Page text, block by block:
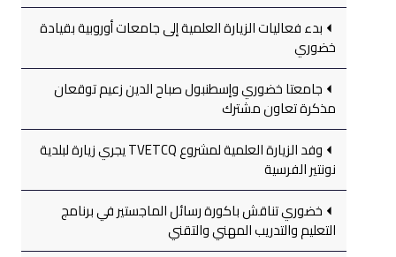
بدء فعاليات الزيارة العلمية إلى جامعات أوروبية بقيادة
خضوري
جامعتا خضوري وإسطنبول صباح الدين زعيم توقعان
مذكرة تعاون مشترك
وفد الزيارة العلمية لمشروع TVETCQ يجري زيارة لبلدية
نونتير الفرسية
خضوري تناقش باكورة رسائل الماجستير في برنامج
التعليم والتدريب المهني والتقني